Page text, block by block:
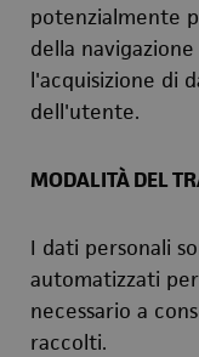
potenzialmente
della
l'acquisizione di
dell'utente.
MODALITÀ DEL
I dati personali
automatizzati
necessario a
raccolti.